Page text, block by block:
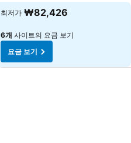
최저가 ₩82,426
6개 사이트의 요금 보기
요금 보기